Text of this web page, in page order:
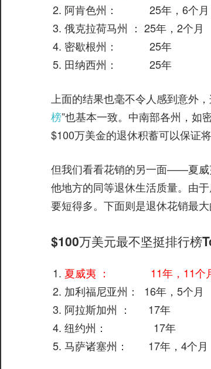
阿肯色州： 25年，6个月
俄克拉荷马州 ： 25年，2个月
密歇根州： 25年
田纳西州： 25年
上面的结果也毫不令人感到意外
榜”也基本一致。中南部各州，如
$100万美金的退休积蓄可以保证
但我们看看花销的另一面——夏威
他地方的同等退休生活质量。由
要短得多。下面则是退休花销最大
$100万美元最不坚挺排行榜
夏威夷 ： 11年，11个
加利福尼亚州： 16年，5个月
阿拉斯加州 ： 17年
纽约州： 17年
马萨诸塞州： 17年，4个月